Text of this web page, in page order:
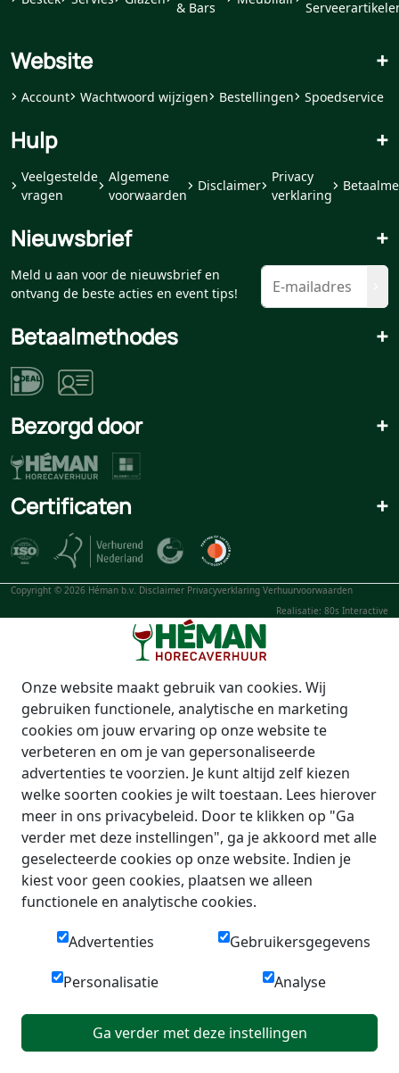
& Bars
Website +
Account Wachtwoord wijzigen Bestellingen Spoedservice
Hulp +
Veelgestelde
vragen
Algemene
voorwaarden
Disclaimer
Privacy
verklaring
Nieuwsbrief +
Meld u aan voor de nieuwsbrief en
ontvang de beste acties en event tips!
Betaalmethodes +
Bezorgd door +
Certificaten +
Copyright © 2026 Héman b.v. Disclaimer Privacyverklaring Verhuurvoorwaarden
Realisatie: 80s Interactive
Onze website maakt gebruik van cookies. Wij
gebruiken functionele, analytische en marketing
cookies om jouw ervaring op onze website te
verbeteren en om je van gepersonaliseerde
advertenties te voorzien. Je kunt altijd zelf kiezen
welke soorten cookies je wilt toestaan. Lees hierover
meer in ons privacybeleid. Door te klikken op "Ga
verder met deze instellingen", ga je akkoord met alle
geselecteerde cookies op onze website. Indien je
kiest voor geen cookies, plaatsen we alleen
functionele en analytische cookies.
Advertenties Gebruikersgegevens
Personalisatie Analyse
Ga verder met deze instellingen